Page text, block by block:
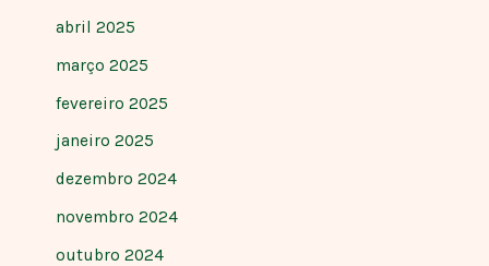
abril 2025
março 2025
fevereiro 2025
janeiro 2025
dezembro 2024
novembro 2024
outubro 2024